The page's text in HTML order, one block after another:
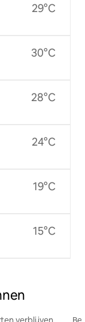
29°C
30°C
28°C
24°C
19°C
15°C